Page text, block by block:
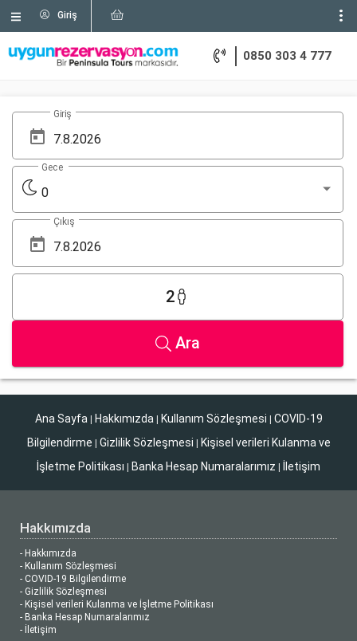
Giriş
0850 303 4 777
Giriş
0
Gece
Çıkış
2
Ara
Ana Sayfa | Hakkımızda | Kullanım Sözleşmesi | COVID-19
Bilgilendirme | Gizlilik Sözleşmesi | Kişisel verileri Kulanma ve
İşletme Politikası | Banka Hesap Numaralarımız | İletişim
Hakkımızda
- Hakkımızda
- Kullanım Sözleşmesi
- COVID-19 Bilgilendirme
- Gizlilik Sözleşmesi
- Kişisel verileri Kulanma ve İşletme Politikası
- Banka Hesap Numaralarımız
- İletişim